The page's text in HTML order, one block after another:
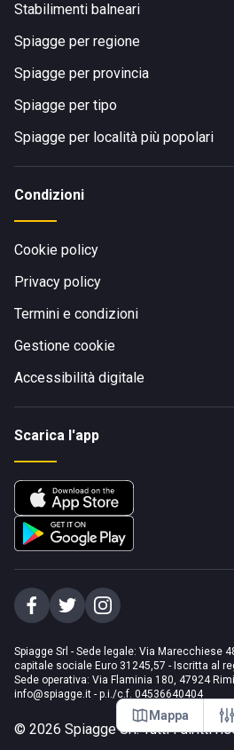
Mappa
Stabilimenti balneari
Spiagge per regione
Spiagge per provincia
Spiagge per tipo
Spiagge per località più popolari
Condizioni
Cookie policy
Privacy policy
Termini e condizioni
Gestione cookie
Accessibilità digitale
Scarica l'app
Spiagge Srl - Sede legale: Via Marecchiese
capitale sociale Euro 31245,57 - Iscritta al
Sede operativa: Via Flaminia 180, 47924
info@spiagge.it - p.i./c.f. 04536640404
© 2026 Spiagge Srl. Tutti i diritti